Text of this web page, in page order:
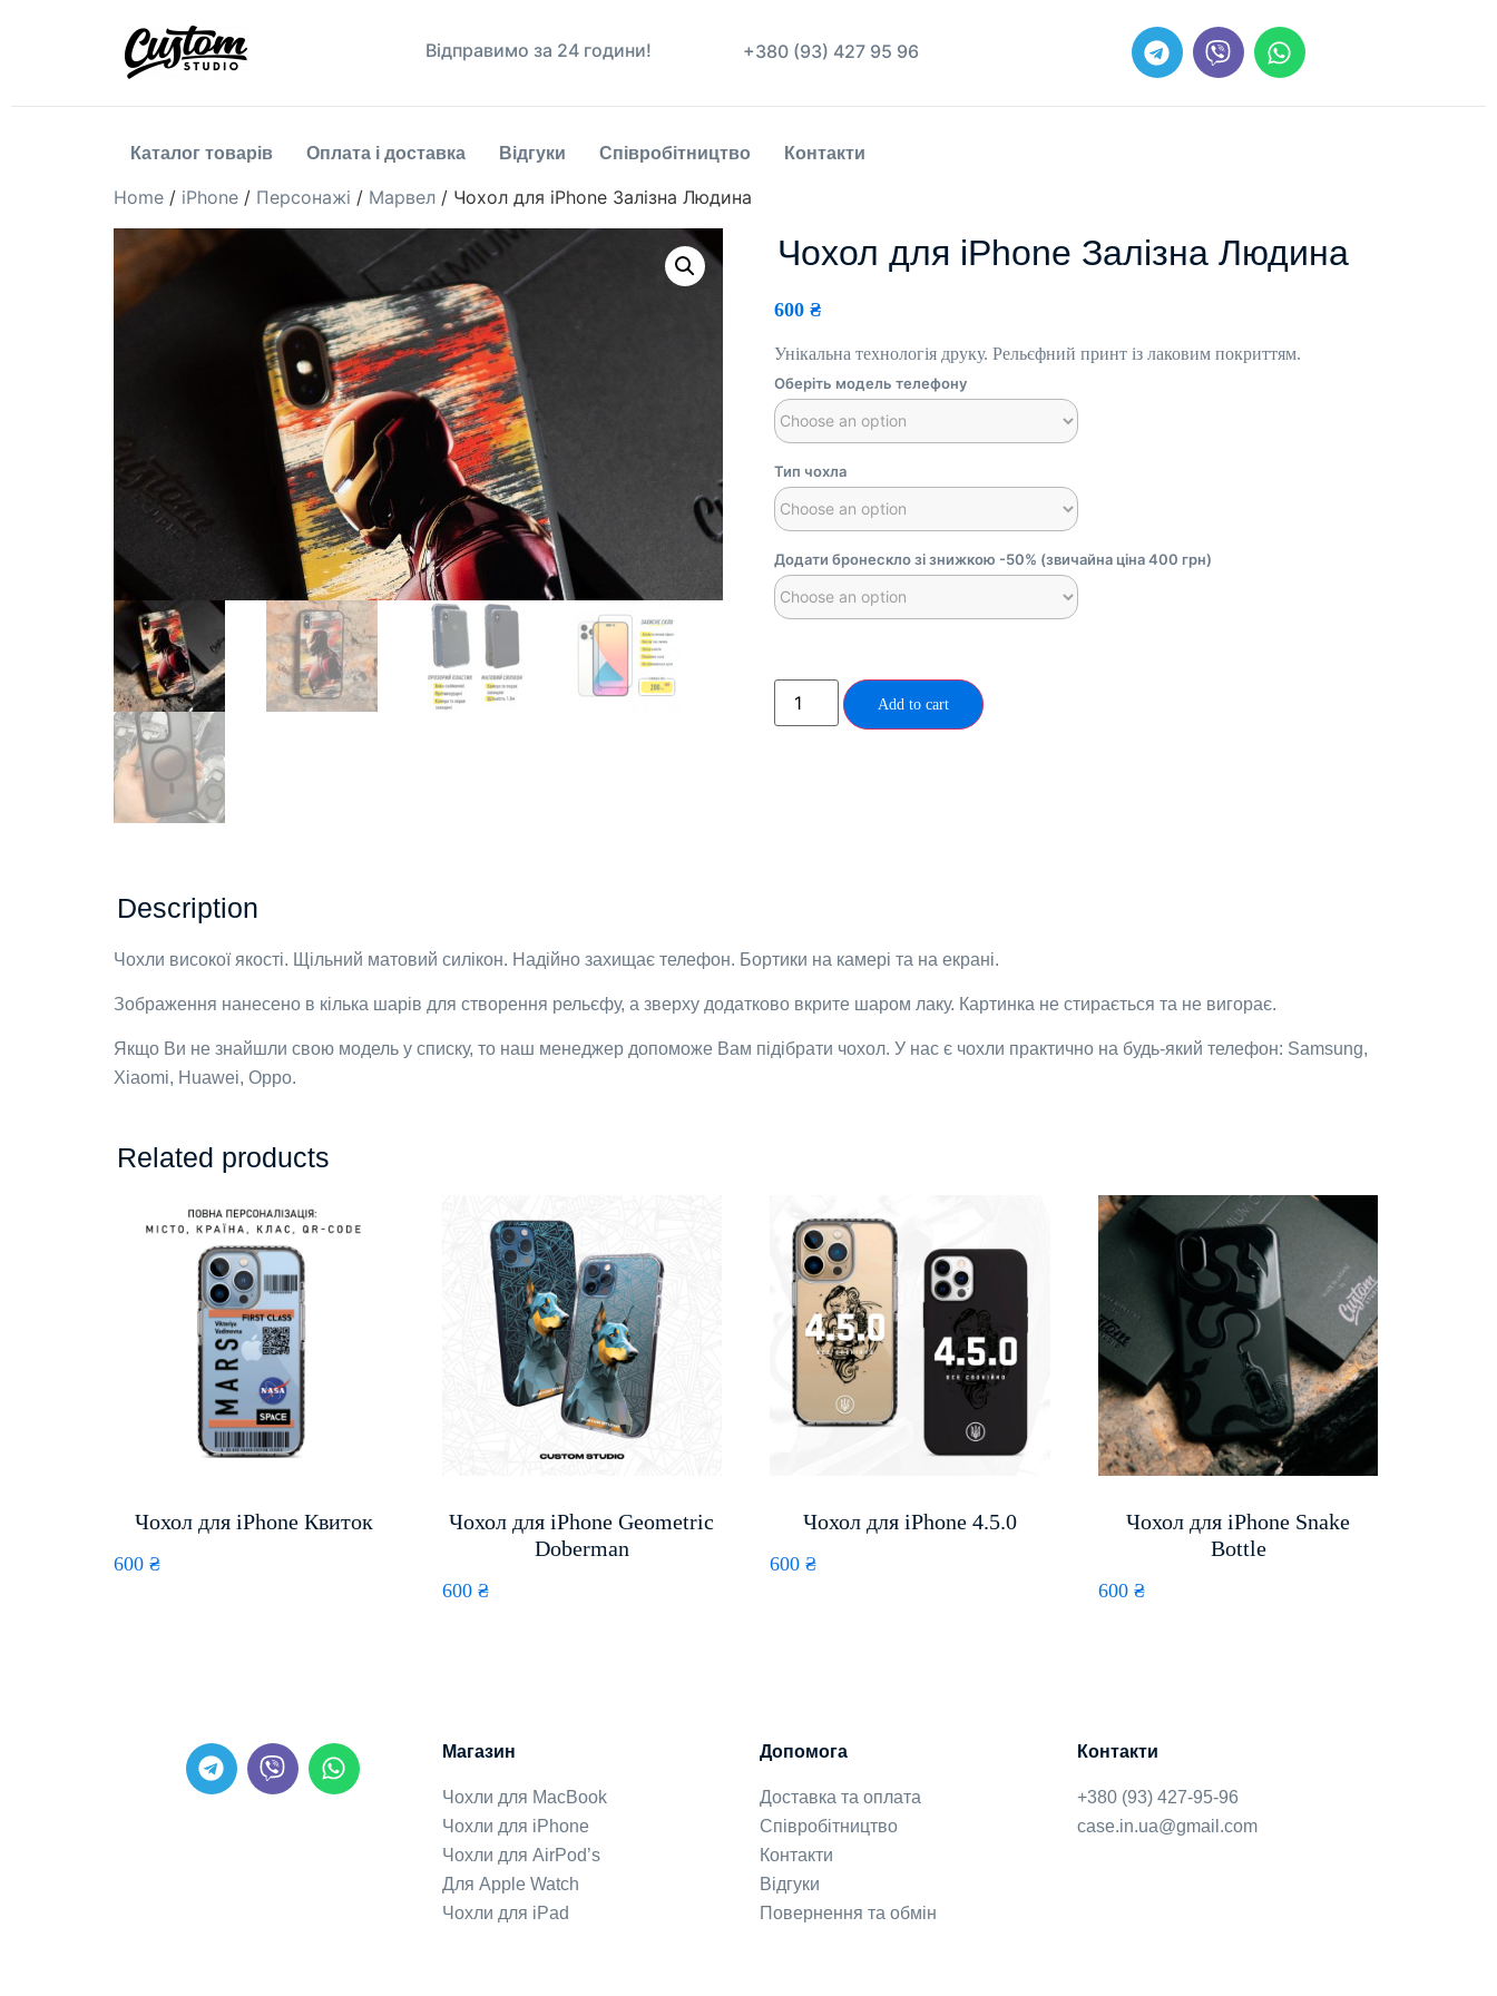
Відправимо за 24 години! +380 (93) 427 95 96
Каталог товарів Оплата і доставка Відгуки Співробітництво Контакти
Home / iPhone / Персонажі / Марвел / Чохол для iPhone Залізна Людина
Чохол для iPhone Залізна Людина
600 ₴
Унікальна технологія друку. Рельєфний принт із лаковим покриттям.
Оберіть модель телефону
Тип чохла
Додати бронескло зі знижкою -50% (звичайна ціна 400 грн)
Add to cart
Description
Чохли високої якості. Щільний матовий силікон. Надійно захищає телефон. Бортики на камері та на екрані.
Зображення нанесено в кілька шарів для створення рельєфу, а зверху додатково вкрите шаром лаку. Картинка не стирається та не вигорає.
Якщо Ви не знайшли свою модель у списку, то наш менеджер допоможе Вам підібрати чохол. У нас є чохли практично на будь-який телефон: Samsung,
Xiaomi, Huawei, Oppo.
Related products
Чохол для iPhone Квиток
600 ₴
Чохол для iPhone Geometric
Doberman
600 ₴
Чохол для iPhone 4.5.0
600₴
Чохол для iPhone Snake
Bottle
600₴
Магазин
Чохли для MacBook
Чохли для iPhone
Чохли для AirPod’s
Для Apple Watch
Чохли для iPad
Допомога
Доставка та оплата
Співробітництво
Контакти
Відгуки
Повернення та обмін
Контакти
+380 (93) 427-95-96
case.in.ua@gmail.com